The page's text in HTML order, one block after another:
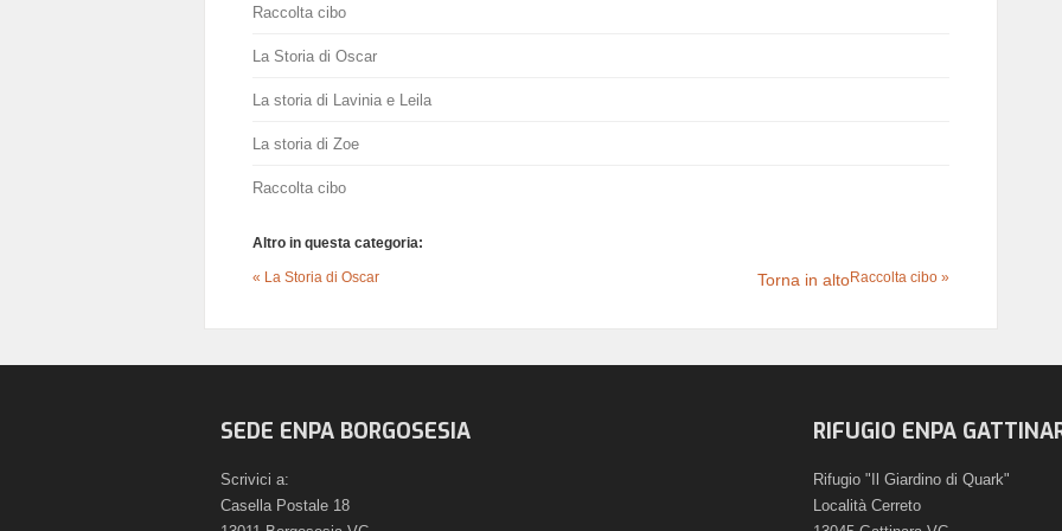
Raccolta cibo
La Storia di Oscar
La storia di Lavinia e Leila
La storia di Zoe
Raccolta cibo
Altro in questa categoria:
« La Storia di Oscar Raccolta cibo »
Torna in alto
SEDE ENPA BORGOSESIA
Scrivici a:
Casella Postale 18
RIFUGIO ENPA
Rifugio "Il Giardino di Quark"
Località Cerreto